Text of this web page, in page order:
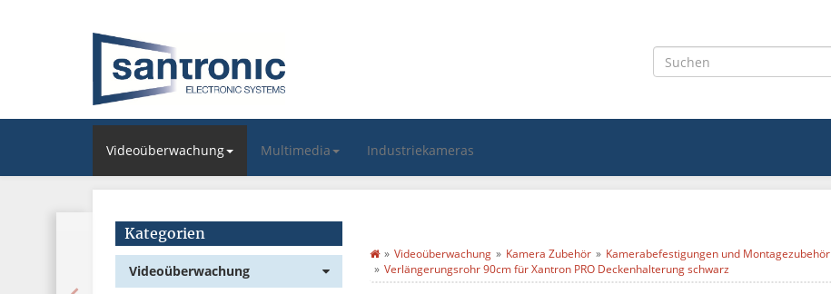
Videoüberwachung Multimedia Industriekameras
Videoüberwachung Kamera Zubehör
Kamerabefestigungen und Montagezubehör
Verlängerungsrohr 90cm für Xantron PRO Deckenhalterung schwarz
Kategorien
Videoüberwachung